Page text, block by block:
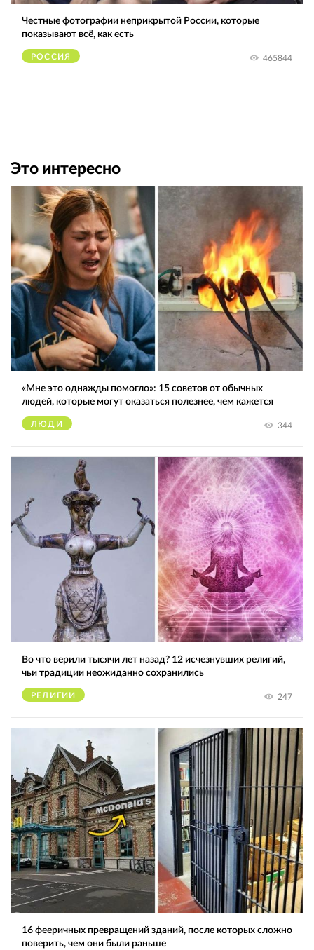
Честные фотографии неприкрытой России, которые
показывают всё, как есть
РОССИЯ 465844
Это интересно
«Мне это однажды помогло»: 15 советов от обычных
людей, которые могут оказаться полезнее, чем кажется
ЛЮДИ 344
Во что верили тысячи лет назад? 12 исчезнувших религий,
чьи традиции неожиданно сохранились
РЕЛИГИИ 247
16 фееричных превращений зданий, после которых сложно
поверить, чем они были раньше